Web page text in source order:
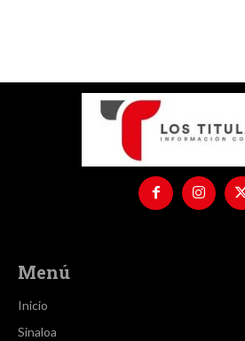
Menú
Inicio
Sinaloa